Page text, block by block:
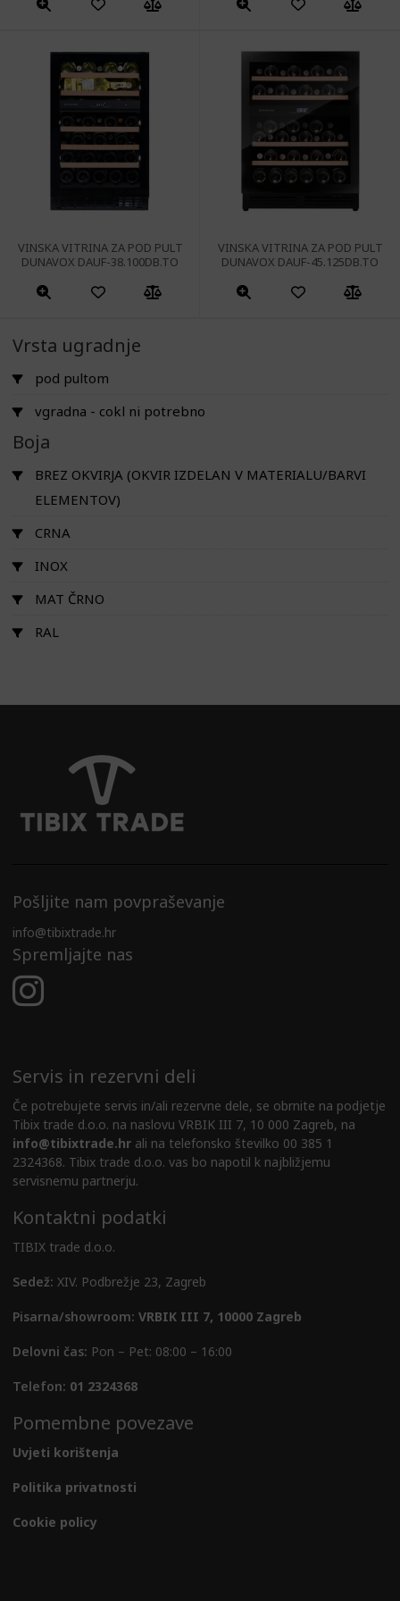
ima
več
različic.
Možnosti
lahko
izberete
izdelka
VINSKA VITRINA ZA POD PULT
DUNAVOX DAUF-38.100DB.TO
VINSKA VITRINA ZA POD PULT
DUNAVOX DAUF-45.125DB.TO
Vrsta ugradnje
pod pultom
vgradna - cokl ni potrebno
Boja
BREZ OKVIRJA (OKVIR IZDELAN V MATERIALU/BARVI
ELEMENTOV)
CRNA
INOX
MAT ČRNO
RAL
Pošljite nam povpraševanje
info@tibixtrade.hr
Spremljajte nas
Servis in rezervni deli
Če potrebujete servis in/ali rezervne dele, se obrnite na podjetje
Tibix trade d.o.o. na naslovu VRBIK III 7, 10 000 Zagreb, na
info@tibixtrade.hrali na telefonsko številko 00 385 1
2324368. Tibix trade d.o.o. vas bo napotil k najbližjemu
servisnemu partnerju.
Kontaktni podatki
TIBIX trade d.o.o.
Sedež: XIV. Podbrežje 23, Zagreb
Pisarna/showroom: VRBIK III 7, 10000 Zagreb
Delovni čas: Pon – Pet: 08:00 – 16:00
Telefon: 01 2324368
Pomembne povezave
Uvjeti korištenja
Politika privatnosti
Cookie policy